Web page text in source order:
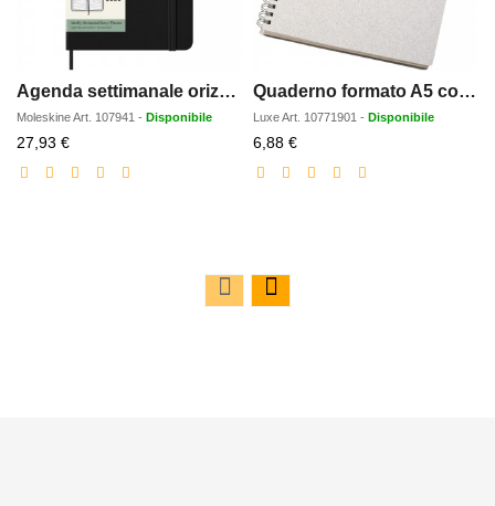
Agenda settimanale orizzontale 12 mesi formato L con copertina rigida Moleskine
MoleskineArt. 107941 - Disponibile
27,93 €Prezzo
scontato
Quaderno formato A5 con rilegatura a spirale Bianco
LuxeArt. 10771901 - Disponibile
6,88 €Prezzo
scontato